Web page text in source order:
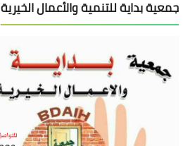
جمعية بداية للتنمية والأعمال الخيرية